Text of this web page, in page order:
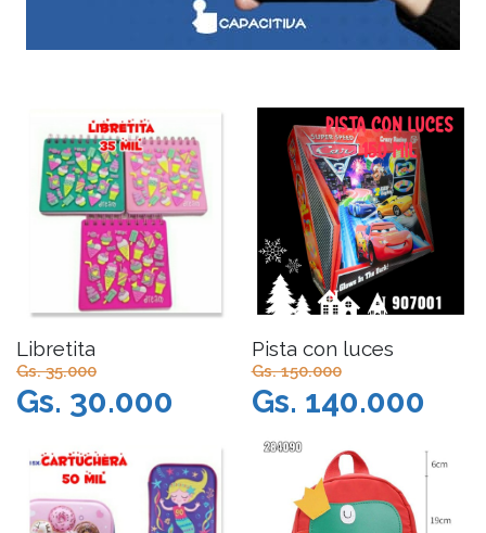
Libretita
Gs. 35.000
Gs. 30.000
Pista con luces
Gs. 150.000
Gs. 140.000